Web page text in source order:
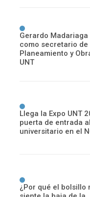
Gerardo Madariaga
como secretario de
Planeamiento y
UNT
Llega la Expo UNT
puerta de entrada
universitario en el
¿Por qué el bolsillo